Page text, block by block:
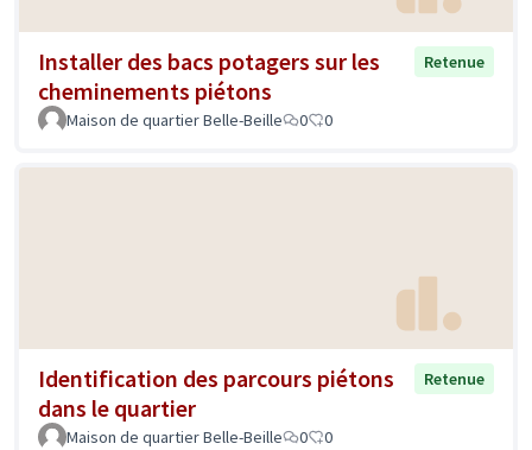
Installer des bacs potagers sur les
cheminements piétons
Retenue
Maison de quartier Belle-Beille 0 0
Identification des parcours piétons
dans le quartier
Retenue
Maison de quartier Belle-Beille 0 0